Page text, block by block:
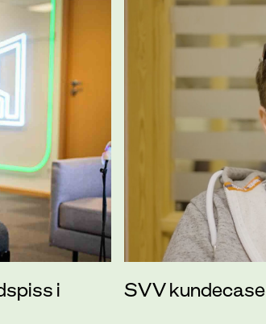
i
SVV kundecase